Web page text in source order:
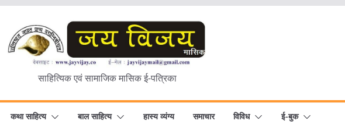
साहित्यिक एवं सामाजिक मासिक ई-पत्रिका
कथा साहित्य बाल साहित्य हास्य व्यंग्य समाचार विविध ई-बुक